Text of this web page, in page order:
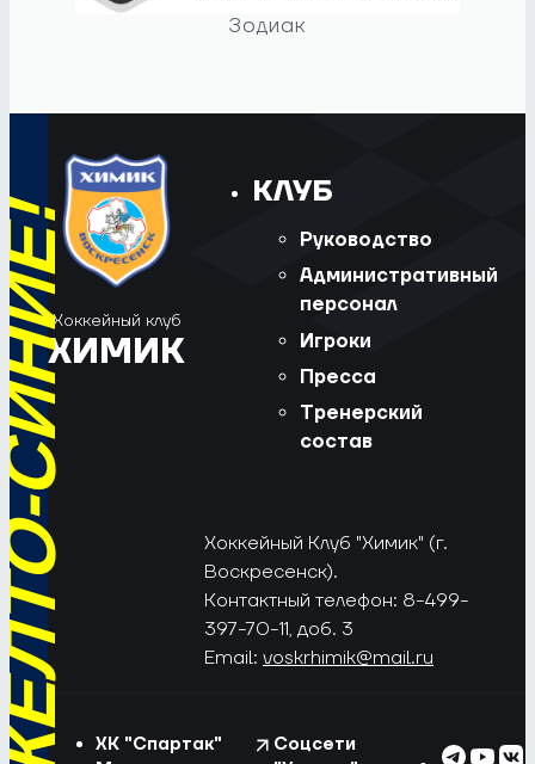
Зодиак
Хоккейный клуб
ХИМИК
КЛУБ
Руководство
Административный
персонал
Игроки
Пресса
Тренерский
состав
Хоккейный Клуб "Химик" (г.
Воскресенск).
Контактный телефон: 8-499-
397-70-11, доб. 3
Email: voskrhimik@mail.ru
ХК "Спартак"
Соцсети